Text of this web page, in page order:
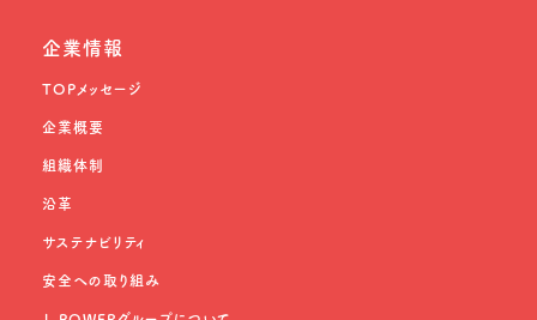
企業情報
TOPメッセージ
企業概要
組織体制
沿革
サステナビリティ
安全への取り組み